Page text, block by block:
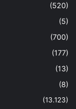
(520)
(5)
(700)
(177)
(13)
(8)
(13.123)